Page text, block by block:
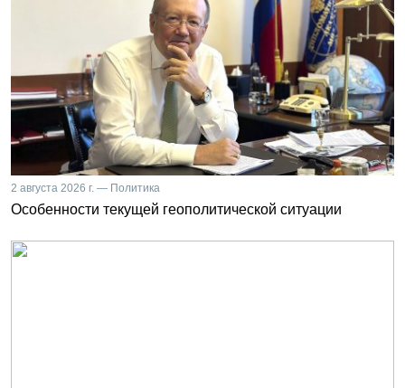
2 августа 2026 г. — Политика
Особенности текущей геополитической ситуации